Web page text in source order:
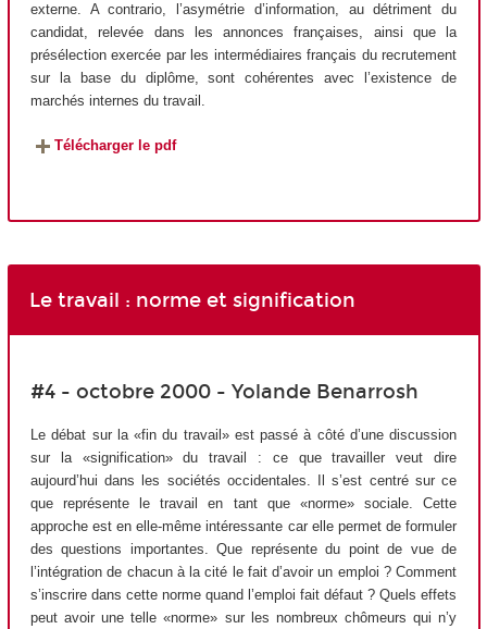
externe. A contrario, l’asymétrie d’information, au détriment du
candidat, relevée dans les annonces françaises, ainsi que la
présélection exercée par les intermédiaires français du recrutement
sur la base du diplôme, sont cohérentes avec l’existence de
marchés internes du travail.
Télécharger le pdf
Le travail : norme et signification
#4 - octobre 2000 - Yolande Benarrosh
Le débat sur la «fin du travail» est passé à côté d’une discussion
sur la «signification» du travail : ce que travailler veut dire
aujourd’hui dans les sociétés occidentales. Il s’est centré sur ce
que représente le travail en tant que «norme» sociale. Cette
approche est en elle-même intéressante car elle permet de formuler
des questions importantes. Que représente du point de vue de
l’intégration de chacun à la cité le fait d’avoir un emploi ? Comment
s’inscrire dans cette norme quand l’emploi fait défaut ? Quels effets
peut avoir une telle «norme» sur les nombreux chômeurs qui n’y